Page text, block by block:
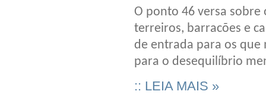
O ponto 46 versa
terreiros, barracões e
de entrada para os que
para o desequilíbrio
:: LEIA MAIS »